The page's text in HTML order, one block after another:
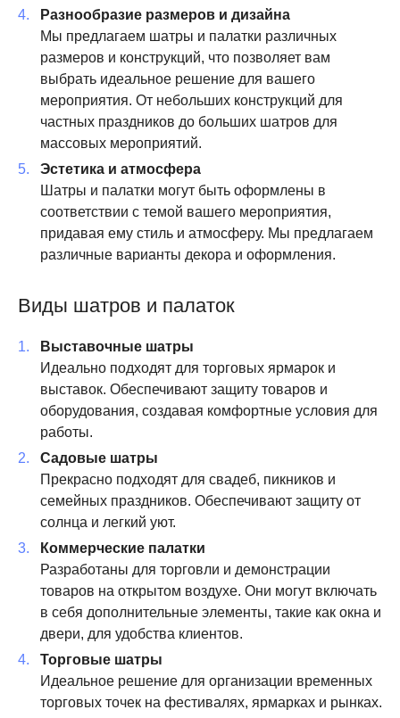
Разнообразие размеров и дизайна
Мы предлагаем шатры и палатки различных
размеров и конструкций, что позволяет вам
выбрать идеальное решение для вашего
мероприятия. От небольших конструкций для
частных праздников до больших шатров для
массовых мероприятий.
Эстетика и атмосфера
Шатры и палатки могут быть оформлены в
соответствии с темой вашего мероприятия,
придавая ему стиль и атмосферу. Мы предлагаем
различные варианты декора и оформления.
Виды шатров и палаток
Выставочные шатры
Идеально подходят для торговых ярмарок и
выставок. Обеспечивают защиту товаров и
оборудования, создавая комфортные условия для
работы.
Садовые шатры
Прекрасно подходят для свадеб, пикников и
семейных праздников. Обеспечивают защиту от
солнца и легкий уют.
Коммерческие палатки
Разработаны для торговли и демонстрации
товаров на открытом воздухе. Они могут включать
в себя дополнительные элементы, такие как окна и
двери, для удобства клиентов.
Торговые шатры
Идеальное решение для организации временных
торговых точек на фестивалях, ярмарках и рынках.